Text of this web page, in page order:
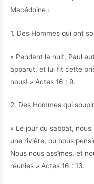
Macédoine :
1. Des Hommes qui ont
« Pendant la nuit, Paul
apparut, et lui fit cette
nous! » Actes 16 : 9.
2. Des Hommes qui
« Le jour du sabbat,
une rivière, où nous
Nous nous assîmes, et
réunies » Actes 16 : 13.